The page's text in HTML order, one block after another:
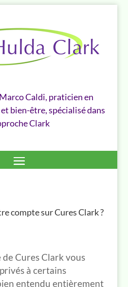
Caldi, praticien en
bien-être, spécialisé dans
Clark
compte sur Cures Clark ?
Cures Clark vous
à certains
entendu entièrement